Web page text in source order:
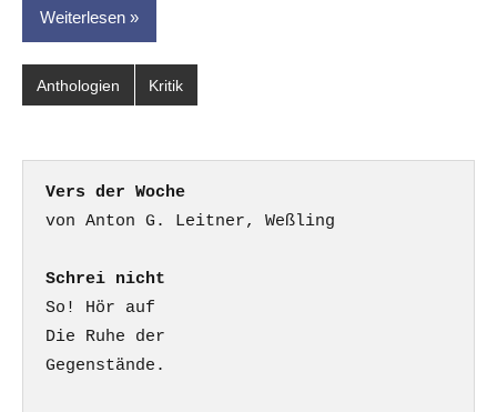
Weiterlesen
Anthologien Kritik
Vers der Woche
Schrei nicht
So! Hör auf
Die Ruhe der
Gegenstände.